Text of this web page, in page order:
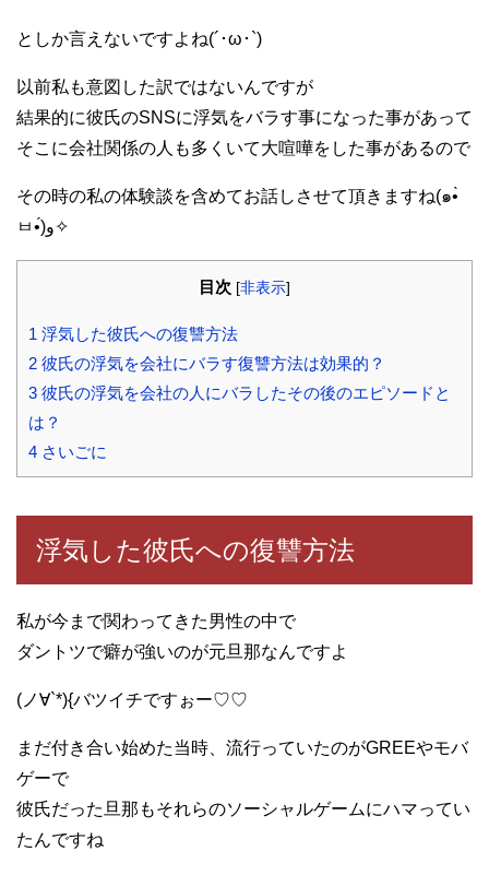
としか言えないですよね(´･ω･`)
以前私も意図した訳ではないんですが
結果的に彼氏のSNSに浮気をバラす事になった事があって
そこに会社関係の人も多くいて大喧嘩をした事があるので
その時の私の体験談を含めてお話しさせて頂きますね(๑•̀
ㅂ•́)و✧
目次 [非表示]
1 浮気した彼氏への復讐方法
2 彼氏の浮気を会社にバラす復讐方法は効果的？
3 彼氏の浮気を会社の人にバラしたその後のエピソードと
は？
4 さいごに
浮気した彼氏への復讐方法
私が今まで関わってきた男性の中で
ダントツで癖が強いのが元旦那なんですよ
(ノ∀`*){バツイチですぉー♡♡
まだ付き合い始めた当時、流行っていたのがGREEやモバ
ゲーで
彼氏だった旦那もそれらのソーシャルゲームにハマってい
たんですね